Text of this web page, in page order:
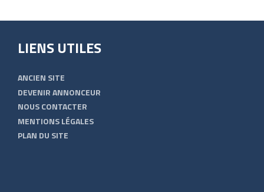
LIENS UTILES
ANCIEN SITE
DEVENIR ANNONCEUR
NOUS CONTACTER
MENTIONS LÉGALES
PLAN DU SITE